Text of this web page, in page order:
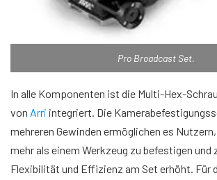
Pro Broadcast Set.
In alle Komponenten ist die Multi-Hex-
von Arri integriert. Die
mehreren Gewinden ermöglichen es
mehr als einem Werkzeug zu befestigen und
Flexibilität und Effizienz am Set erhöht. Für